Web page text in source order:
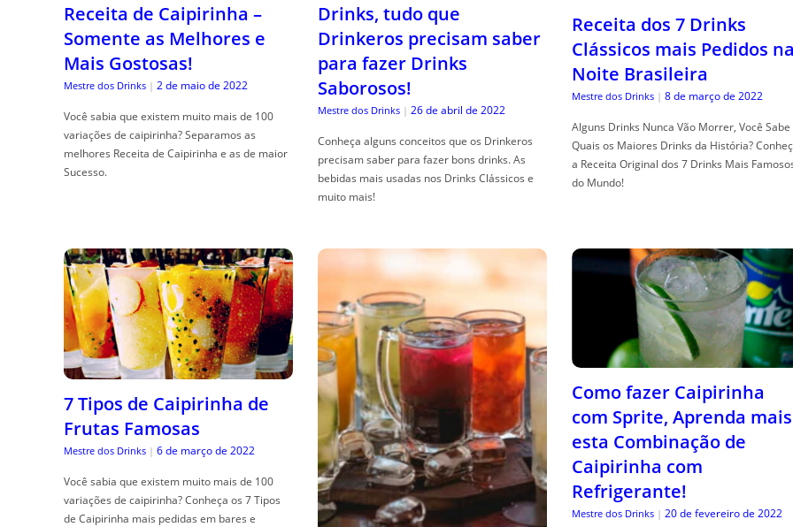
Receita de Caipirinha –
Somente as Melhores e
Mais Gostosas!
Mestre dos Drinks | 2 de maio de 2022
Você sabia que existem muito mais de 100
variações de caipirinha? Separamos as
melhores Receita de Caipirinha e as de maior
Sucesso.
Drinks, tudo que
Drinkeros precisam saber
para fazer Drinks
Saborosos!
Mestre dos Drinks | 26 de abril de 2022
Conheça alguns conceitos que os Drinkeros
precisam saber para fazer bons drinks. As
bebidas mais usadas nos Drinks Clássicos e
muito mais!
Receita dos 7 Drinks
Clássicos mais Pedidos
Noite Brasileira
Mestre dos Drinks | 8 de março de 2022
Alguns Drinks Nunca Vão Morrer, Você Sabe
Quais os Maiores Drinks da História?
a Receita Original dos 7 Drinks Mais
do Mundo!
7 Tipos de Caipirinha de
Frutas Famosas
Mestre dos Drinks | 6 de março de 2022
Você sabia que existem muito mais de 100
variações de caipirinha? Conheça os 7 Tipos
de Caipirinha mais pedidas em bares e
Como fazer Caipirinha
com Sprite, Aprenda mais
esta Combinação de
Caipirinha com
Refrigerante!
Mestre dos Drinks | 20 de fevereiro de 2022